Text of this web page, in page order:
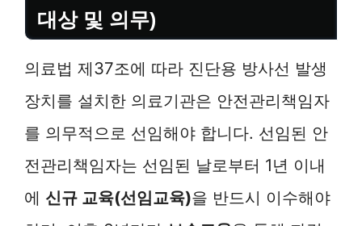
대상 및 의무)
의료법 제37조에 따라 진단용 방사선 발생
장치를 설치한 의료기관은 안전관리책임자
를 의무적으로 선임해야 합니다. 선임된 안
전관리책임자는 선임된 날로부터 1년 이내
에 신규 교육(선임교육)을 반드시 이수해야